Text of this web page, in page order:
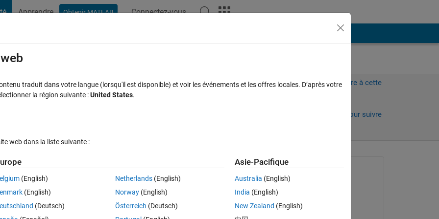
Apprendre Obtenir MATLAB Connectez-vous
with n_sectors
Connectez-vous pour répondre à cette
Connectez-vous pour suivre
Afficher commentaires plus anciens
with radius R=500, that is divided evenly into n_sectrors. Also I want
50m. How can I do this?
Eman Bany Salameh
le 13 Avr 2018
traduit dans votre langue (lorsqu'il est disponible) et voir les événements et les offres locales. D’après votre
la région suivante :United States.
web dans la liste suivante :
(English)
(English)
(Deutsch)
Netherlands(English)
Norway(English)
Österreich (Deutsch)
Asie-Pacifique
Australia (English)
India (English)
New Zealand (English)